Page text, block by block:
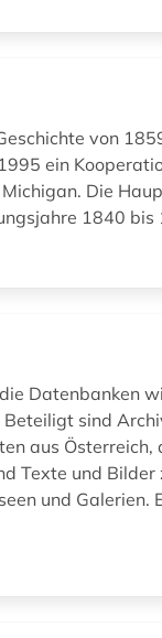
von
ein
Die
1840 bis
Datenbanken
sind
aus Österreich,
Texte und
und Galerien.